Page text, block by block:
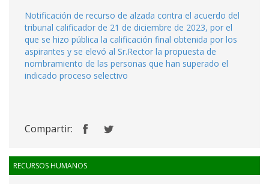
Notificación de recurso de alzada contra el acuerdo del
tribunal calificador de 21 de diciembre de 2023, por el
que se hizo pública la calificación final obtenida por los
aspirantes y se elevó al Sr.Rector la propuesta de
nombramiento de las personas que han superado el
indicado proceso selectivo
Compartir:
RECURSOS HUMANOS